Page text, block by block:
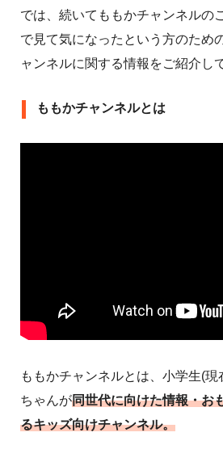
では、続いてももかチャンネルの
で見て気になったという方のため
ャンネルに関する情報をご紹介し
ももかチャンネルとは
ももかチャンネルとは、小学生(
ちゃんが同世代に向けた情報・お
るキッズ向けチャンネル。